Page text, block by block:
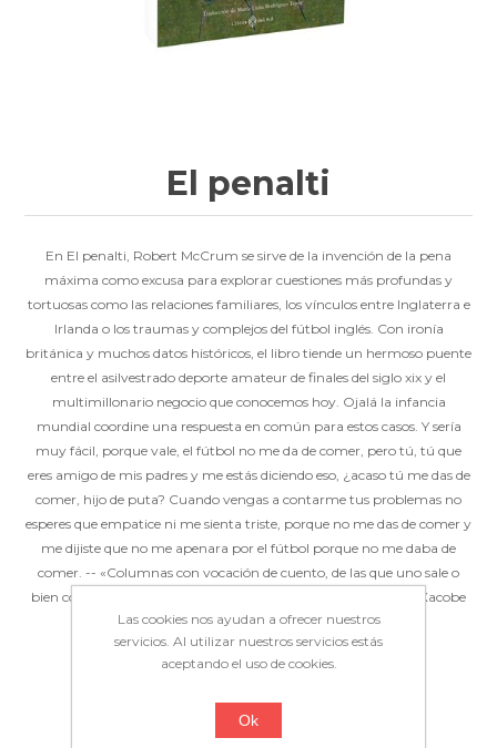
El penalti
En El penalti, Robert McCrum se sirve de la invención de la pena
máxima como excusa para explorar cuestiones más profundas y
tortuosas como las relaciones familiares, los vínculos entre Inglaterra e
Irlanda o los traumas y complejos del fútbol inglés. Con ironía
británica y muchos datos históricos, el libro tiende un hermoso puente
entre el asilvestrado deporte amateur de finales del siglo xix y el
multimillonario negocio que conocemos hoy. Ojalá la infancia
mundial coordine una respuesta en común para estos casos. Y sería
muy fácil, porque vale, el fútbol no me da de comer, pero tú, tú que
eres amigo de mis padres y me estás diciendo eso, ¿acaso tú me das de
comer, hijo de puta? Cuando vengas a contarme tus problemas no
esperes que empatice ni me sienta triste, porque no me das de comer y
me dijiste que no me apenara por el fútbol porque no me daba de
comer. -- «Columnas con vocación de cuento, de las que uno sale o
bien con una sonrisa o bien directamente llorando de la risa». Xacobe
Pato, Vogue
Disponibilidad: En stock
20,80€
Las cookies nos ayudan a ofrecer nuestros
servicios. Al utilizar nuestros servicios estás
aceptando el uso de cookies.
Ok